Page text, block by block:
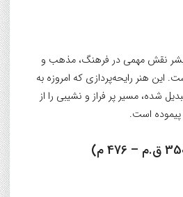
بشر نقش مهمی در فرهنگ، مذهب و
این هنر رایحه‌پردازی که امروزه به
شده، مسیر پر فراز و نشیبی را از
پیموده است.